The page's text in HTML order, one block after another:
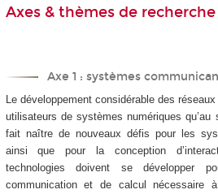
Axes & thèmes de recherche
Axe 1 : systèmes
Le développement considérable des
utilisateurs de systèmes numériques
fait naître de nouveaux défis pour les
ainsi que pour la conception
technologies doivent se développer
communication et de calcul nécessaire